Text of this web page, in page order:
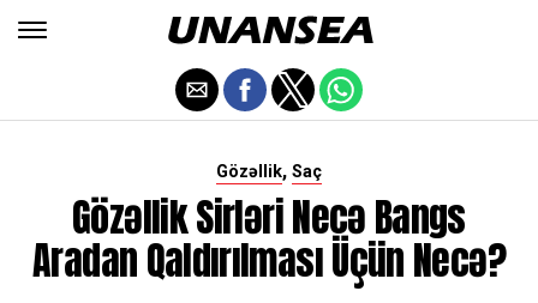
Gözəllik, Saç
Gözəllik Sirləri Necə Bangs
Aradan Qaldırılması Üçün Necə?